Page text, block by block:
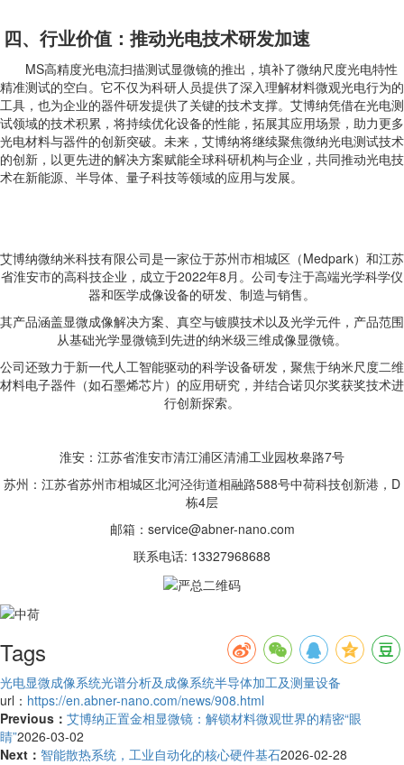
四、行业价值：推动光电技术研发加速
MS高精度光电流扫描测试显微镜的推出，填补了微纳尺度光电特性
精准测试的空白。它不仅为科研人员提供了深入理解材料微观光电行为的
工具，也为企业的器件研发提供了关键的技术支撑。艾博纳凭借在光电测
试领域的技术积累，将持续优化设备的性能，拓展其应用场景，助力更多
光电材料与器件的创新突破。未来，艾博纳将继续聚焦微纳光电测试技术
的创新，以更先进的解决方案赋能全球科研机构与企业，共同推动光电技
术在新能源、半导体、量子科技等领域的应用与发展。
艾博纳微纳米科技有限公司是一家位于苏州市相城区（Medpark）和江苏
省淮安市的高科技企业，成立于2022年8月。公司专注于高端光学科学仪
器和医学成像设备的研发、制造与销售。
其产品涵盖显微成像解决方案、真空与镀膜技术以及光学元件，产品范围
从基础光学显微镜到先进的纳米级三维成像显微镜。
公司还致力于新一代人工智能驱动的科学设备研发，聚焦于纳米尺度二维
材料电子器件（如石墨烯芯片）的应用研究，并结合诺贝尔奖获奖技术进
行创新探索。
淮安：江苏省淮安市清江浦区清浦工业园枚皋路7号
苏州：江苏省苏州市相城区北河泾街道相融路588号中荷科技创新港，D
栋4层
邮箱：service@abner-nano.com
联系电话: 13327968688
Tags
光电显微成像系统光谱分析及成像系统半导体加工及测量设备
url： https://en.abner-nano.com/news/908.html
Previous： 艾博纳正置金相显微镜：解锁材料微观世界的精密“眼
睛”2026-03-02
Next： 智能散热系统，工业自动化的核心硬件基石2026-02-28